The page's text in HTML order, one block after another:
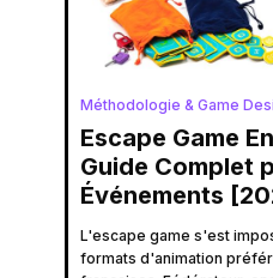
Méthodologie & Game
Escape Game
Guide Complet
Événements
L'escape game s'est
formats d'animation